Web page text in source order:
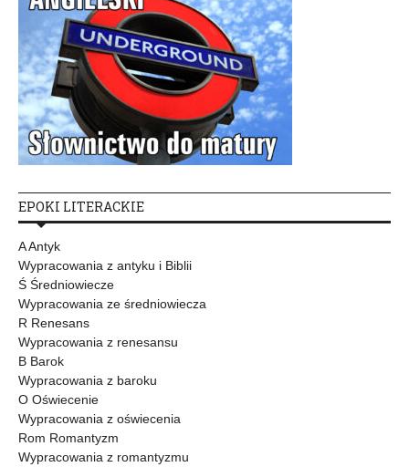
EPOKI LITERACKIE
A Antyk
Wypracowania z antyku i Biblii
Ś Średniowiecze
Wypracowania ze średniowiecza
R Renesans
Wypracowania z renesansu
B Barok
Wypracowania z baroku
O Oświecenie
Wypracowania z oświecenia
Rom Romantyzm
Wypracowania z romantyzmu